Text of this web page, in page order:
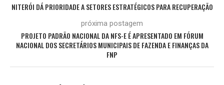
NITERÓI DÁ PRIORIDADE A SETORES ESTRATÉGICOS PARA RECUPERAÇÃO
próxima postagem
PROJETO PADRÃO NACIONAL DA NFS-E É APRESENTADO EM FÓRUM
NACIONAL DOS SECRETÁRIOS MUNICIPAIS DE FAZENDA E FINANÇAS DA
FNP